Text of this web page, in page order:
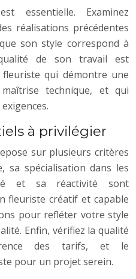
essentielle. Examinez
réalisations précédentes
son style correspond à
de son travail est
fleuriste qui démontre une
technique, et qui
à privilégier
sur plusieurs critères
sa spécialisation dans les
et sa réactivité sont
fleuriste créatif et capable
pour refléter votre style
Enfin, vérifiez la qualité
des tarifs, et le
pour un projet serein.